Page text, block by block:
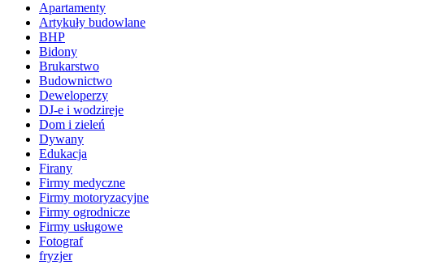
Apartamenty
Artykuły budowlane
BHP
Bidony
Brukarstwo
Budownictwo
Deweloperzy
DJ-e i wodzireje
Dom i zieleń
Dywany
Edukacja
Firany
Firmy medyczne
Firmy motoryzacyjne
Firmy ogrodnicze
Firmy usługowe
Fotograf
fryzjer